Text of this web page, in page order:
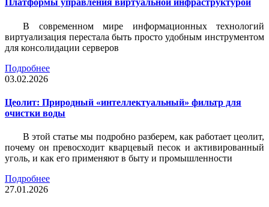
Платформы управления виртуальной инфраструктурой
В современном мире информационных технологий
виртуализация перестала быть просто удобным инструментом
для консолидации серверов
Подробнее
03.02.2026
Цеолит: Природный «интеллектуальный» фильтр для
очистки воды
В этой статье мы подробно разберем, как работает цеолит,
почему он превосходит кварцевый песок и активированный
уголь, и как его применяют в быту и промышленности
Подробнее
27.01.2026